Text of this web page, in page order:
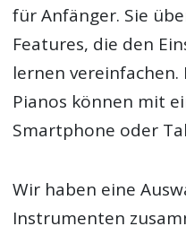
für Anfänger. Sie
Features, die den
lernen
Pianos können mit
Smartphone oder
Wir haben eine
Instrumenten